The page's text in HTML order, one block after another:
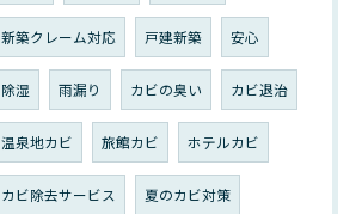
新築クレーム対応 戸建新築 安心
除湿 雨漏り カビの臭い カビ退治
温泉地カビ 旅館カビ ホテルカビ
カビ除去サービス 夏のカビ対策